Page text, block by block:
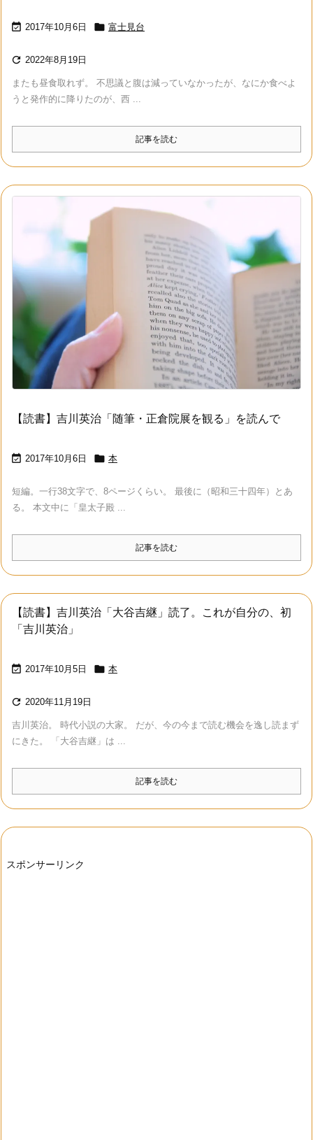
 2017年10月6日  富士見台
 2022年8月19日
またも昼食取れず。 不思議と腹は減っていなかったが、なにか食べよ
うと発作的に降りたのが、西 ...
記事を読む
【読書】吉川英治「随筆・正倉院展を観る」を読んで
 2017年10月6日  本
短編。一行38文字で、8ページくらい。 最後に（昭和三十四年）とあ
る。 本文中に「皇太子殿 ...
記事を読む
【読書】吉川英治「大谷吉継」読了。これが自分の、初
「吉川英治」
 2017年10月5日  本
 2020年11月19日
吉川英治。 時代小説の大家。 だが、今の今まで読む機会を逸し読まず
にきた。 「大谷吉継」は ...
記事を読む
スポンサーリンク